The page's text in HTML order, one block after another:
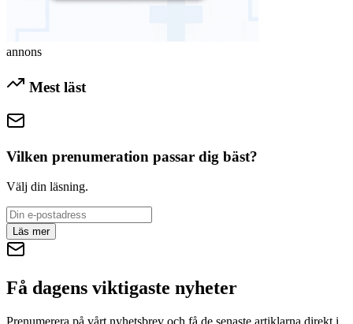
annons
Mest läst
Vilken prenumeration passar dig bäst?
Välj din läsning.
Läs mer
Få dagens viktigaste nyheter